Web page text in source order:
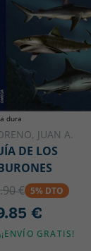
dura
JUAN A.
DE LOS
€ 5% DTO
€
¡ENVÍO GRATIS!